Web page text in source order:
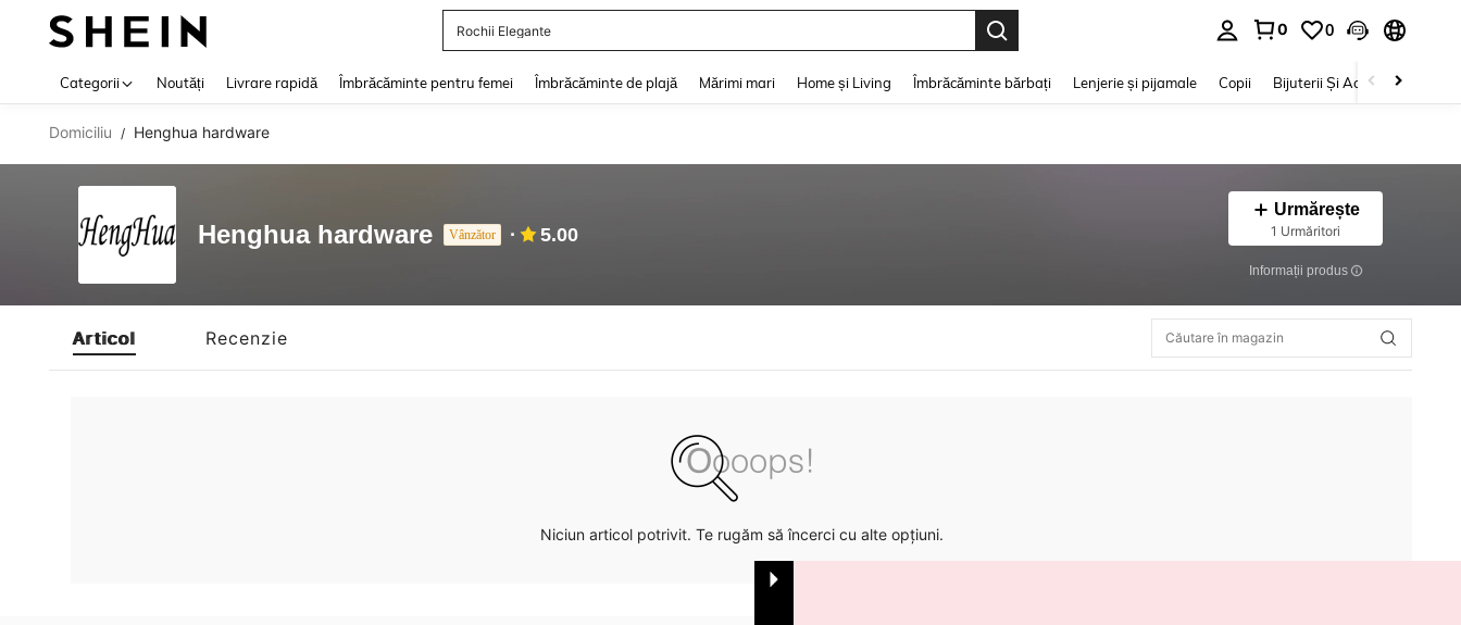
Rochii Elegante
0 0
Categorii Noutăți Livrare rapidă Îmbrăcăminte pentru femei Îmbrăcăminte de plajă Mărimi mari Home și Living Îmbrăcăminte bărbați Lenjerie și pijamale Copii Bijuterii Și Accesorii
Domiciliu / Henghua hardware
Henghua hardware Vânzător 5.00
Urmărește
1 Urmăritori
Informații produs
Articol Recenzie
Niciun articol potrivit. Te rugăm să încerci cu alte opțiuni.